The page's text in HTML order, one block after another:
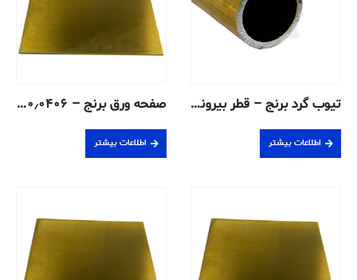
تیوب گرد برنج – قطر بیرونی ۰٫۹۵۲۵ ، دیواره ۰٫۰۷۶۲ ، قطر داخلی ۰٫۸۰۰۱ سانتی متر – H58 بدون درز
اطلاعات بیشتر
صفحه ورق برنج – ۰٫۰۴۰۶ سانتی متر – ۲۶۰-H02
اطلاعات بیشتر